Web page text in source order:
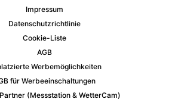
Impressum
Datenschutzrichtlinie
Cookie-Liste
AGB
Werbemöglichkeiten
für Werbeeinschaltungen
(Messstation & WetterCam)